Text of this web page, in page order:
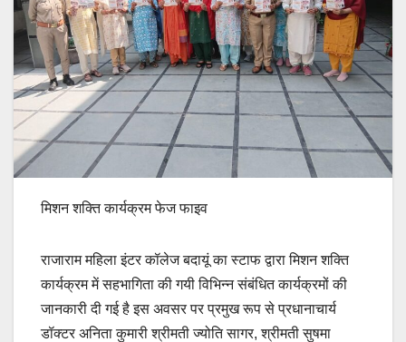
मिशन शक्ति कार्यक्रम फेज फाइव
राजाराम महिला इंटर कॉलेज बदायूं का स्टाफ द्वारा मिशन शक्ति
कार्यक्रम में सहभागिता की गयी विभिन्न संबंधित कार्यक्रमों की
जानकारी दी गई है इस अवसर पर प्रमुख रूप से प्रधानाचार्य
डॉक्टर अनिता कुमारी श्रीमती ज्योति सागर, श्रीमती सुषमा